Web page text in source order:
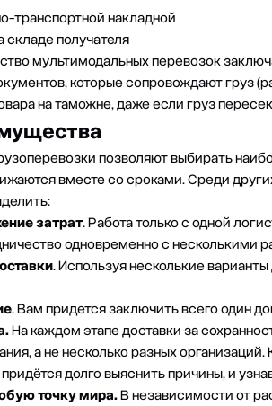
транспортной накладной
получателя
мультимодальных перевозок
которые сопровождают груз
на таможне, даже если груз
позволяют выбирать
вместе со сроками. Среди
затрат. Работа только с одной
одновременно с несколькими
. Используя несколькие
. Вам придется заключить всего один
На каждом этапе доставки за
а не несколько разных
долго выяснить причины, и
точку мира.В независимости от